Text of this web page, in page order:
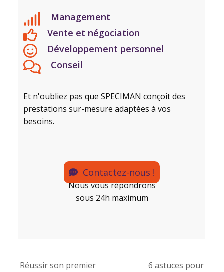
Management
Vente et négociation
Développement personnel
Conseil
Et n'oubliez pas que SPECIMAN conçoit des
prestations sur-mesure adaptées à vos
besoins.
Contactez-nous !
Nous vous répondrons
sous 24h maximum
Réussir son premier
6 astuces pour